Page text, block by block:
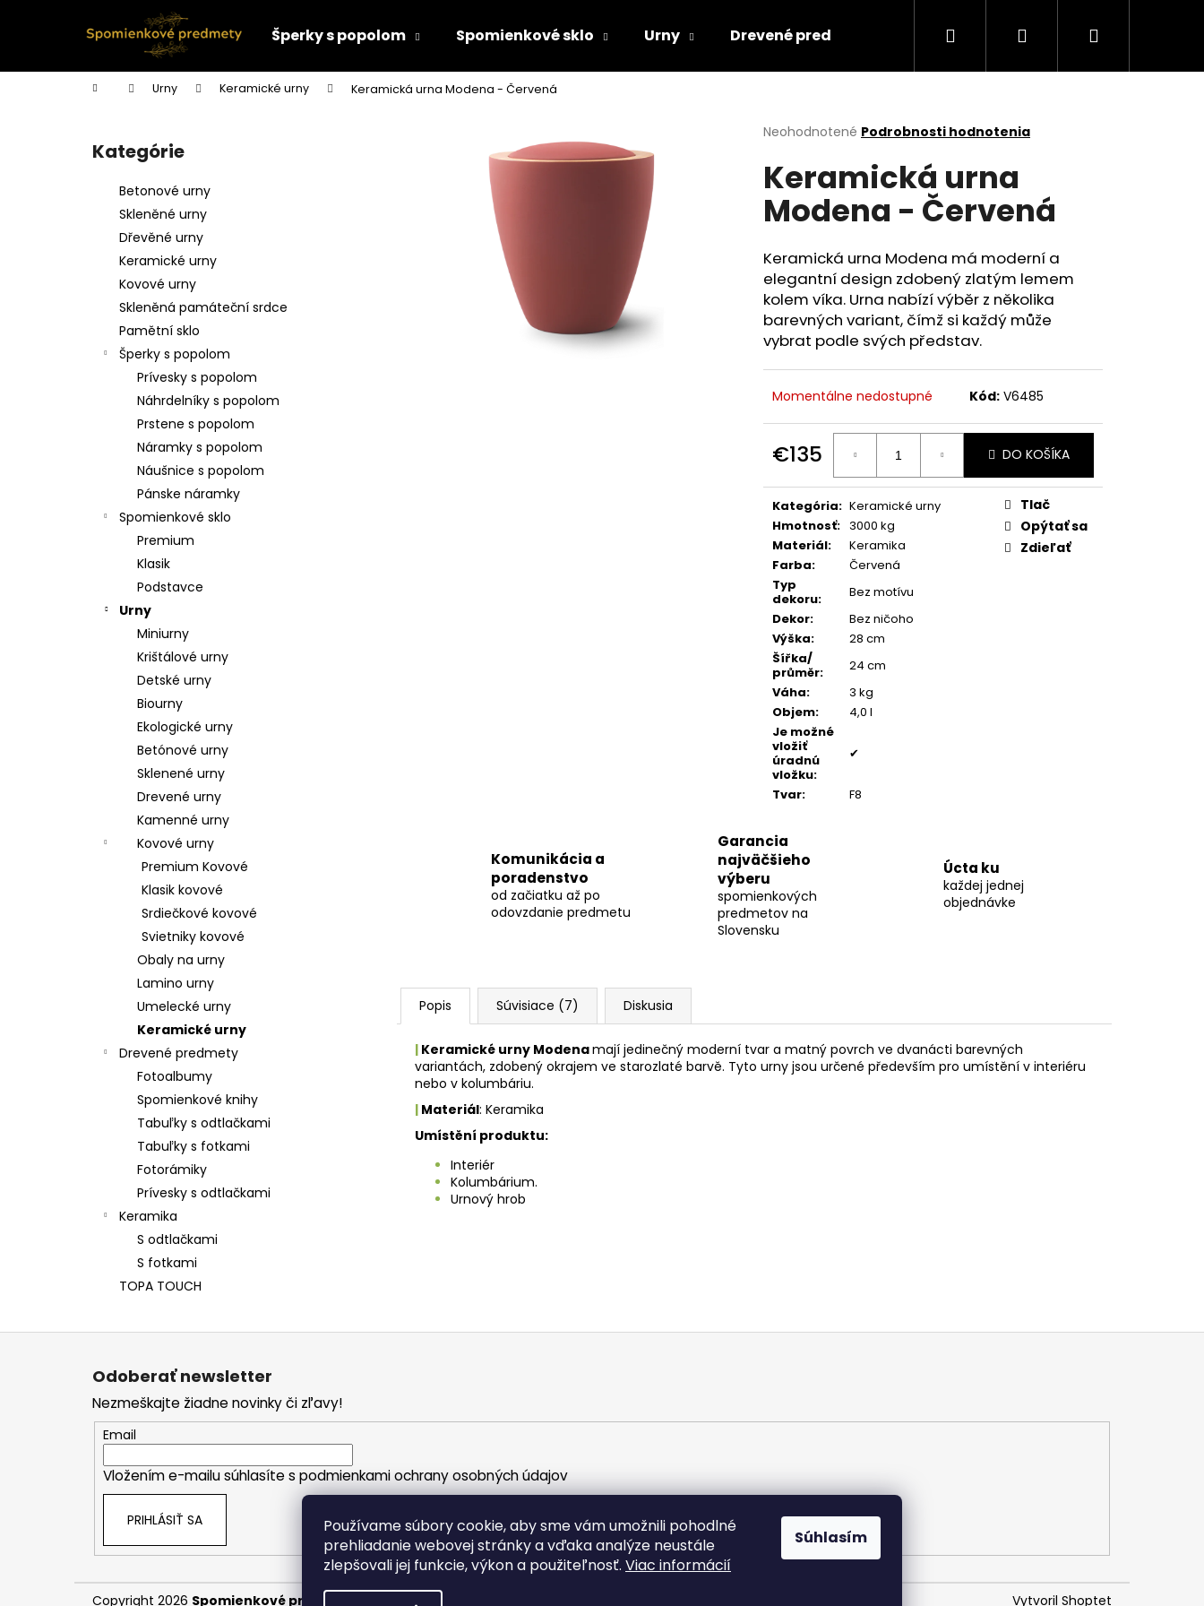
Používame súbory cookie, aby sme vám umožnili pohodlné
prehliadanie webovej stránky a vďaka analýze neustále
zlepšovali jej funkcie, výkon a použiteľnosť. Viac informácií
Súhlasím
Šperky s popolom Spomienkové sklo Urny Drevené predmety Keramika Ako objednať
Hľadať PrihlásenieNákupný
Domov Urny Keramické urny Keramická urna Modena - Červená
Preskočiť
kategórie
Kategórie
Betonové urny
Skleněné urny
Dřevěné urny
Keramické urny
Kovové urny
Skleněná památeční srdce
Pamětní sklo
Šperky s popolom
Prívesky s popolom
Náhrdelníky s popolom
Prstene s popolom
Náramky s popolom
Náušnice s popolom
Pánske náramky
Spomienkové sklo
Premium
Klasik
Podstavce
Urny
Miniurny
Krištálové urny
Detské urny
Biourny
Ekologické urny
Betónové urny
Sklenené urny
Drevené urny
Kamenné urny
Kovové urny
Premium Kovové
Klasik kovové
Srdiečkové kovové
Svietniky kovové
Obaly na urny
Lamino urny
Umelecké urny
Keramické urny
Drevené predmety
Fotoalbumy
Spomienkové knihy
Tabuľky s odtlačkami
Tabuľky s fotkami
Fotorámiky
Prívesky s odtlačkami
Keramika
S odtlačkami
S fotkami
TOPA TOUCH
Priemerné
produktu
je
0,0
hviezdičiek.
Neohodnotené Podrobnosti hodnotenia
Keramická urna
Modena - Červená
Keramická urna Modena má moderní a
elegantní design zdobený zlatým lemem
kolem víka. Urna nabízí výběr z několika
barevných variant, čímž si každý může
vybrat podle svých představ.
Momentálne nedostupné Kód: V6485
€135
Jednotková
cena:
DO KOŠÍKA
Kategória: Keramické urny
Hmotnosť: 3000 kg
Materiál:
Keramika
Farba:
Červená
Typ
dekoru:
Bez motívu
Dekor:
Bez ničoho
Výška:
28 cm
Šířka/
průměr:
24 cm
Váha:
3 kg
Objem:
4,0 l
Je možné
vložiť
úradnú
vložku:
✔
Tvar: F8
Tlač
Opýtať sa
Zdieľať
Komunikácia a
poradenstvo
od začiatku až po
odovzdanie predmetu
Garancia
najväčšieho
výberu
spomienkových
predmetov na
Slovensku
Úcta ku
každej jednej
objednávke
Popis Súvisiace (7) Diskusia
| Keramické urny Modenamají jedinečný moderní tvar a matný povrch ve dvanácti barevných
variantách, zdobený okrajem ve starozlaté barvě. Tyto urny jsou určené především pro umístění v interiéru
nebo v kolumbáriu.
| Materiál: Keramika
Umístění produktu:
Interiér
Kolumbárium.
Urnový hrob
í
Späť
do
Späť
do
Čo potrebujete nájsť?
Odporúčame
POZLÁTENÝ PRSTEŇ PERLEŤ
POZLÁTENÝ PRSTEŇ MODRÝ ACHÁT
Z
Odoberať newsletter
Nezmeškajte žiadne novinky či zľavy!
Email
Vložením e-mailu súhlasíte spodmienkami ochrany osobných údajov
PRIHLÁSIŤ SA
Vytvoril Shoptet
Copyright 2026 Spomienkové predmety . Všetky práva vyhradené.